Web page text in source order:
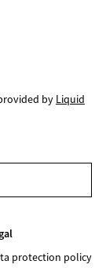
by Liquid
protection policy